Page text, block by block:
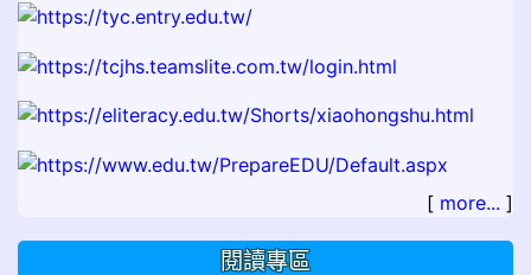
[ more... ]
閱讀專區